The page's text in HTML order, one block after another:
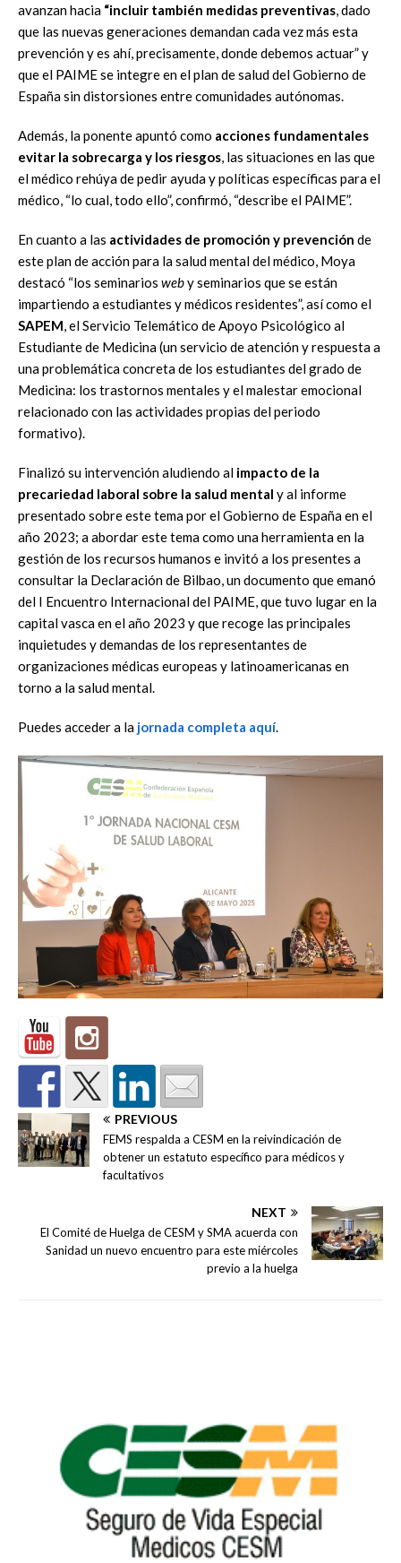
avanzan hacia “incluir también medidas preventivas, dado
que las nuevas generaciones demandan cada vez más esta
prevención y es ahí, precisamente, donde debemos actuar” y
que el PAIME se integre en el plan de salud del Gobierno de
España sin distorsiones entre comunidades autónomas.
Además, la ponente apuntó como acciones fundamentales
evitar la sobrecarga y los riesgos, las situaciones en las que
el médico rehúya de pedir ayuda y políticas específicas para el
médico, “lo cual, todo ello”, confirmó, “describe el PAIME”.
En cuanto a las actividades de promoción y prevención de
este plan de acción para la salud mental del médico, Moya
destacó “los seminarios weby seminarios que se están
impartiendo a estudiantes y médicos residentes”, así como el
SAPEM, el Servicio Telemático de Apoyo Psicológico al
Estudiante de Medicina (un servicio de atención y respuesta a
una problemática concreta de los estudiantes del grado de
Medicina: los trastornos mentales y el malestar emocional
relacionado con las actividades propias del periodo
formativo).
Finalizó su intervención aludiendo al impacto de la
precariedad laboral sobre la salud mental y al informe
presentado sobre este tema por el Gobierno de España en el
año 2023; a abordar este tema como una herramienta en la
gestión de los recursos humanos e invitó a los presentes a
consultar la Declaración de Bilbao, un documento que emanó
del I Encuentro Internacional del PAIME, que tuvo lugar en la
capital vasca en el año 2023 y que recoge las principales
inquietudes y demandas de los representantes de
organizaciones médicas europeas y latinoamericanas en
torno a la salud mental.
Puedes acceder a la jornada completa aquí.
PREVIOUS
FEMS respalda a CESM en la reivindicación de
obtener un estatuto específico para médicos y
facultativos
NEXT
El Comité de Huelga de CESM y SMA acuerda con
Sanidad un nuevo encuentro para este miércoles
previo a la huelga